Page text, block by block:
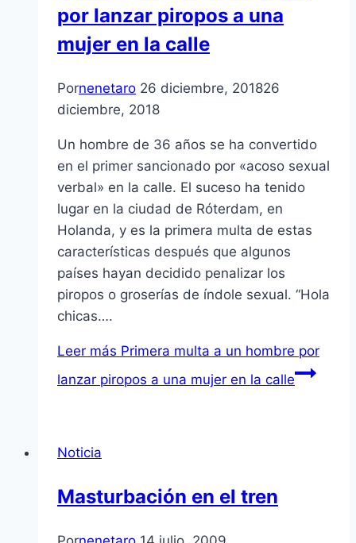
por lanzar piropos a una
mujer en la calle
Pornenetaro 26 diciembre, 201826
diciembre, 2018
Un hombre de 36 años se ha convertido
en el primer sancionado por «acoso sexual
verbal» en la calle. El suceso ha tenido
lugar en la ciudad de Róterdam, en
Holanda, y es la primera multa de estas
características después que algunos
países hayan decidido penalizar los
piropos o groserías de índole sexual. “Hola
chicas….
Leer más Primera multa a un hombre por
lanzar piropos a una mujer en la calle
Noticia
Masturbación en el tren